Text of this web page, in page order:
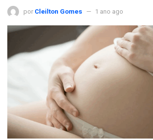
por Cleilton Gomes 1 ano ago